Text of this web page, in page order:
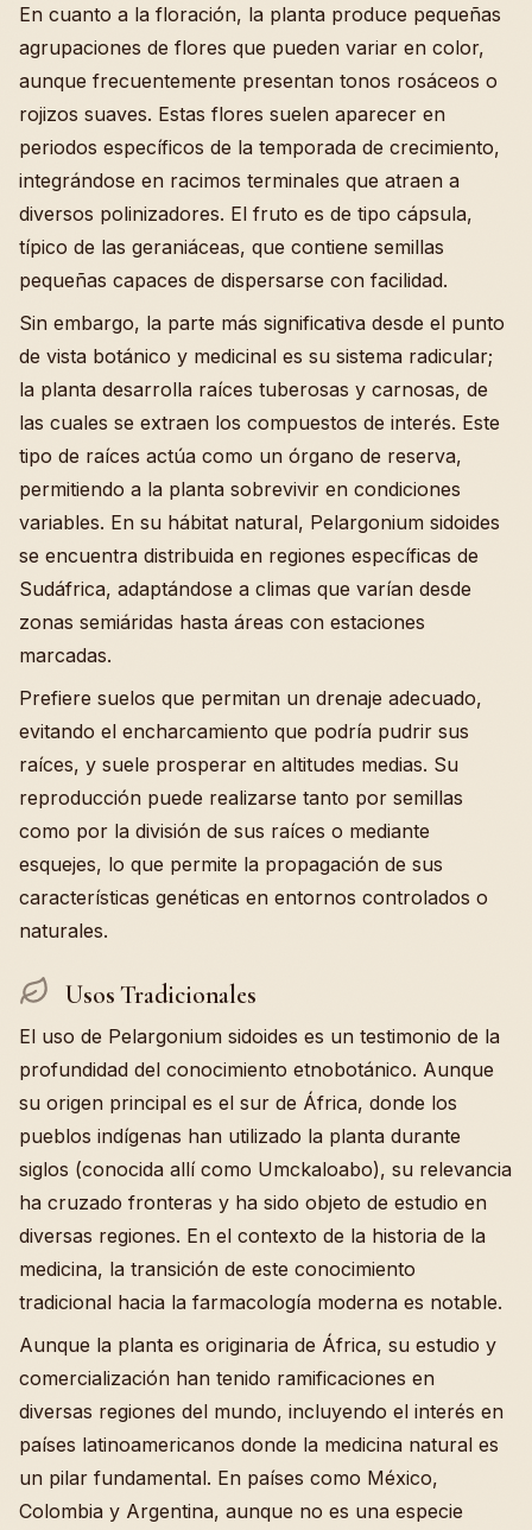
En cuanto a la floración, la planta produce pequeñas
agrupaciones de flores que pueden variar en color,
aunque frecuentemente presentan tonos rosáceos o
rojizos suaves. Estas flores suelen aparecer en
periodos específicos de la temporada de crecimiento,
integrándose en racimos terminales que atraen a
diversos polinizadores. El fruto es de tipo cápsula,
típico de las geraniáceas, que contiene semillas
pequeñas capaces de dispersarse con facilidad.
Sin embargo, la parte más significativa desde el punto
de vista botánico y medicinal es su sistema radicular;
la planta desarrolla raíces tuberosas y carnosas, de
las cuales se extraen los compuestos de interés. Este
tipo de raíces actúa como un órgano de reserva,
permitiendo a la planta sobrevivir en condiciones
variables. En su hábitat natural, Pelargonium sidoides
se encuentra distribuida en regiones específicas de
Sudáfrica, adaptándose a climas que varían desde
zonas semiáridas hasta áreas con estaciones
marcadas.
Prefiere suelos que permitan un drenaje adecuado,
evitando el encharcamiento que podría pudrir sus
raíces, y suele prosperar en altitudes medias. Su
reproducción puede realizarse tanto por semillas
como por la división de sus raíces o mediante
esquejes, lo que permite la propagación de sus
características genéticas en entornos controlados o
naturales.
Usos Tradicionales
El uso de Pelargonium sidoides es un testimonio de la
profundidad del conocimiento etnobotánico. Aunque
su origen principal es el sur de África, donde los
pueblos indígenas han utilizado la planta durante
siglos (conocida allí como Umckaloabo), su relevancia
ha cruzado fronteras y ha sido objeto de estudio en
diversas regiones. En el contexto de la historia de la
medicina, la transición de este conocimiento
tradicional hacia la farmacología moderna es notable.
Aunque la planta es originaria de África, su estudio y
comercialización han tenido ramificaciones en
diversas regiones del mundo, incluyendo el interés en
países latinoamericanos donde la medicina natural es
un pilar fundamental. En países como México,
Colombia y Argentina, aunque no es una especie